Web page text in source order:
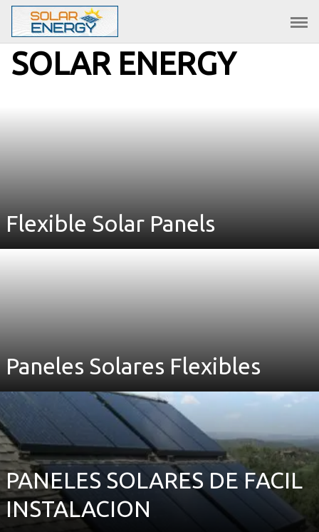
Saltar
contenido
SOLAR ENERGY
Flexible Solar Panels
Paneles Solares Flexibles
PANELES SOLARES DE FACIL
INSTALACION